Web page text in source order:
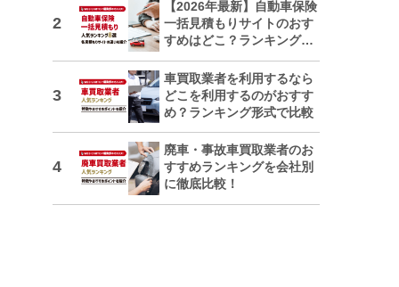
【2026年最新】自動車保険
一括見積もりサイトのおす
すめはどこ？ランキングで
車買取業者を利用するなら
どこを利用するのがおすす
め？ランキング形式で比較
廃車・事故車買取業者のお
すすめランキングを会社別
に徹底比較！